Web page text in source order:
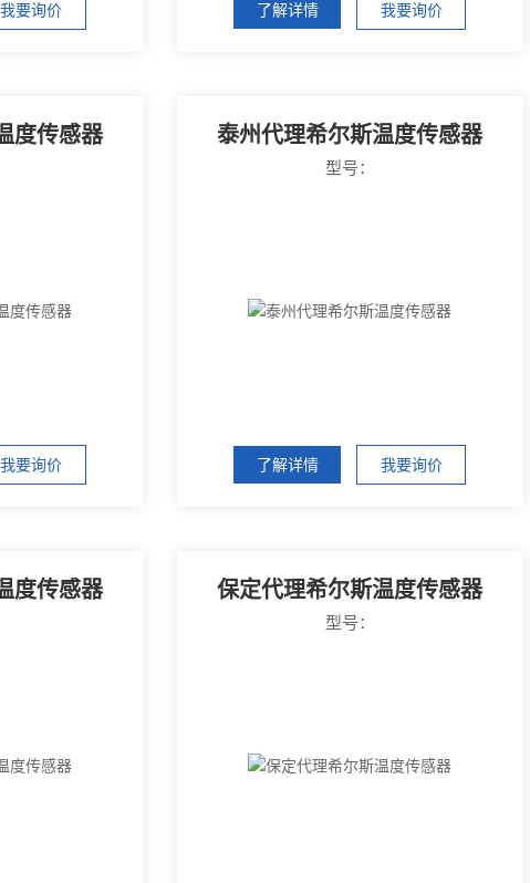
我要询价 了解详情 我要询价
度传感器
我要询价
泰州代理希尔斯温度传感器
型号：
了解详情 我要询价
度传感器 保定代理希尔斯温度传感器
型号：